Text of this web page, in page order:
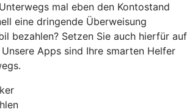
mal eben den Kontostand
eine dringende Überweisung
bezahlen? Setzen Sie auch hierfür auf
Apps sind Ihre smarten Helfer